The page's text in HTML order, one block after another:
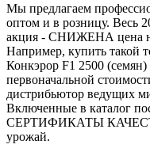
Мы предлагаем
оптом и в розницу. Весь
акция - СНИЖЕНА цена
Например, купить такой
Конкэрор F1 2500
первоначальной
дистрибьютор ведущих
Включенные в каталог
СЕРТИФИКАТЫ
урожай.